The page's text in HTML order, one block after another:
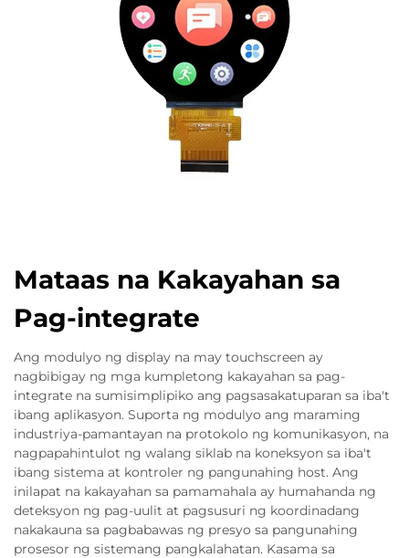
Mataas na Kakayahan sa
Pag-integrate
Ang modulyo ng display na may touchscreen ay
nagbibigay ng mga kumpletong kakayahan sa pag-
integrate na sumisimplipiko ang pagsasakatuparan sa iba't
ibang aplikasyon. Suporta ng modulyo ang maraming
industriya-pamantayan na protokolo ng komunikasyon, na
nagpapahintulot ng walang siklab na koneksyon sa iba't
ibang sistema at kontroler ng pangunahing host. Ang
inilapat na kakayahan sa pamamahala ay humahanda ng
deteksyon ng pag-uulit at pagsusuri ng koordinadang
nakakauna sa pagbabawas ng presyo sa pangunahing
prosesor ng sistemang pangkalahatan. Kasama sa